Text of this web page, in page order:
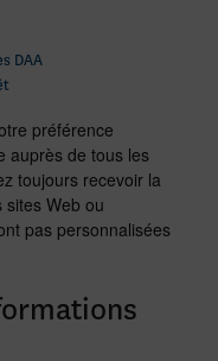
DAA
préférence
auprès de tous les
toujours recevoir la
Web ou
pas personnalisées